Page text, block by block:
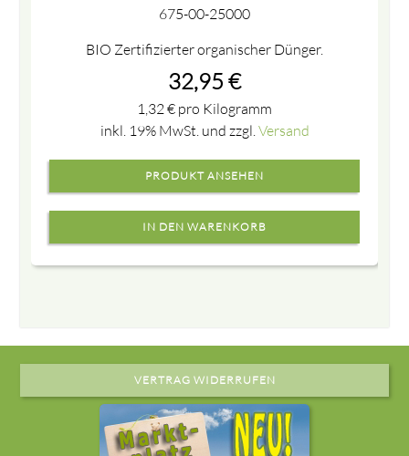
675-00-25000
BIO Zertifizierter organischer Dünger.
32,95 €
1,32 € pro Kilogramm
inkl. 19% MwSt. und zzgl. Versand
PRODUKT ANSEHEN
VERTRAG WIDERRUFEN